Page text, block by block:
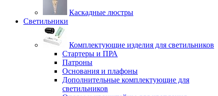
Каскадные люстры
Светильники
Комплектующие изделия для светильников
Стартеры и ПРА
Патроны
Основания и плафоны
Дополнительные комплектующие для
светильников